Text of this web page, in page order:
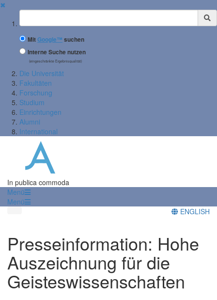
✖
Suchbegriff
MitGoogle™ suchen
Interne Suche nutzen
(eingeschränkte Ergebnisqualität)
Die Universität
Fakultäten
Forschung
Studium
Einrichtungen
Alumni
International
In publica commoda
Menü
Menü
ENGLISH
Presseinformation: Hohe
Auszeichnung für die
Geisteswissenschaften